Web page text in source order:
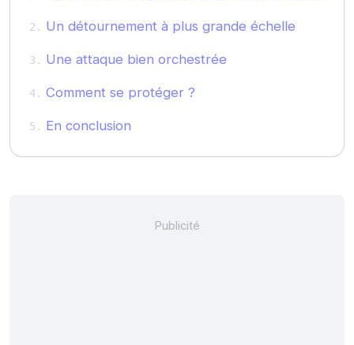
Un détournement à plus grande échelle
Une attaque bien orchestrée
Comment se protéger ?
En conclusion